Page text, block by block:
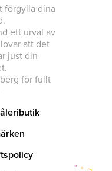
förgylla dina
ett urval av
att det
just din
för fullt